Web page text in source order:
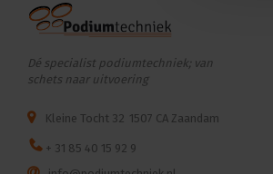
Dé specialist podiumtechniek; van
schets naar uitvoering
Kleine Tocht 32 1507 CA Zaandam
+ 31 85 40 15 92 9